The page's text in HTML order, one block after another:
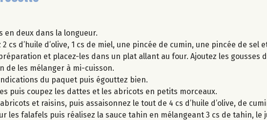
en deux dans la longueur.
cs d’huile d’olive, 1 cs de miel, une pincée de cumin, une pincée de sel
et placez-les dans un plat allant au four. Ajoutez les gousses
de les mélanger à mi-cuisson.
du paquet puis égouttez bien.
puis coupez les dattes et les abricots en petits morceaux.
et raisins, puis assaisonnez le tout de 4 cs d’huile d’olive, de
les falafels puis réalisez la sauce tahin en mélangeant 3 cs de tahin, le